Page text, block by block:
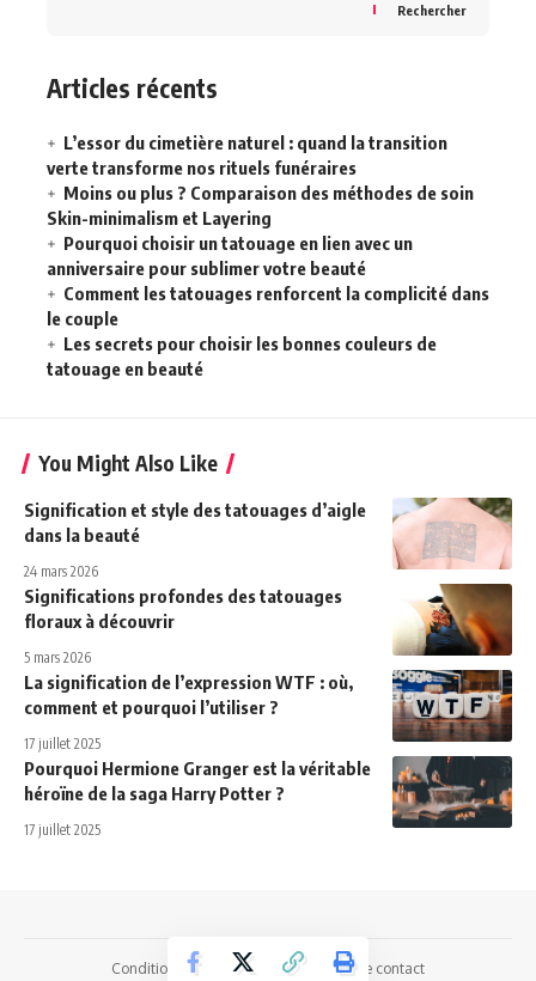
Rechercher
Articles récents
L’essor du cimetière naturel : quand la transition
verte transforme nos rituels funéraires
Moins ou plus ? Comparaison des méthodes de soin
Skin-minimalism et Layering
Pourquoi choisir un tatouage en lien avec un
anniversaire pour sublimer votre beauté
Comment les tatouages renforcent la complicité dans
le couple
Les secrets pour choisir les bonnes couleurs de
tatouage en beauté
You Might Also Like
Signification et style des tatouages d’aigle
dans la beauté
24 mars 2026
Significations profondes des tatouages
floraux à découvrir
5 mars 2026
La signification de l’expression WTF : où,
comment et pourquoi l’utiliser ?
17 juillet 2025
Pourquoi Hermione Granger est la véritable
héroïne de la saga Harry Potter ?
17 juillet 2025
Conditions Générales d’Utilisation Page contact